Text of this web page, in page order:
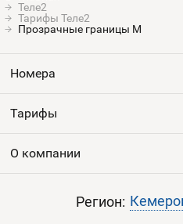
Теле2
Тарифы Теле2
Прозрачные границы M
Номера
Все номера
Тарифы
Выгодные тарифы
О компании
Регион: